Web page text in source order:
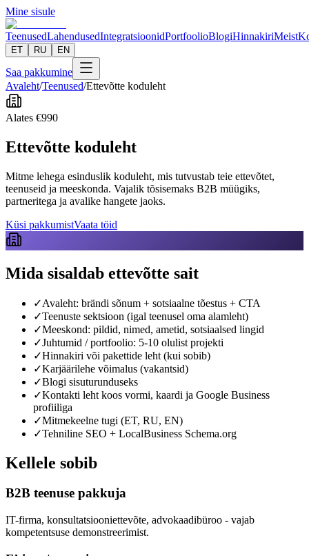
Mine sisule
TeenusedLahendusedIntegratsioonidPortfoolioBlogiHinnakiriMeist
ET RU EN
Saa pakkumine
Avaleht/Teenused/Ettevõtte koduleht
Alates €990
Ettevõtte koduleht
Mitme lehega esinduslik koduleht, mis tutvustab teie ettevõtet,
teenuseid ja meeskonda. Vajalik tõsisemaks B2B müügiks,
partneritega ja avalike hangete jaoks.
Küsi pakkumistVaata töid
Mida sisaldab ettevõtte sait
✓Avaleht: brändi sõnum + sotsiaalne tõestus + CTA
✓Teenuste sektsioon (igal teenusel oma alamleht)
✓Meeskond: pildid, nimed, ametid, sotsiaalsed lingid
✓Juhtumid / portfoolio: 5-10 olulist projekti
✓Hinnakiri või pakettide leht (kui sobib)
✓Karjäärilehe võimalus (vakantsid)
✓Blogi sisuturunduseks
✓Kontakti leht koos vormi, kaardi ja Google Business
profiiliga
✓Mitmekeelne tugi (ET, RU, EN)
✓Tehniline SEO + LocalBusiness Schema.org
Kellele sobib
B2B teenuse pakkuja
IT-firma, konsultatsiooniettevõte, advokaadibüroo - vajab
kompetentsuse demonstreerimist.